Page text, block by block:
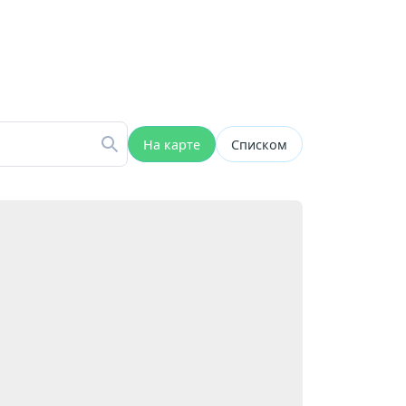
На карте Списком